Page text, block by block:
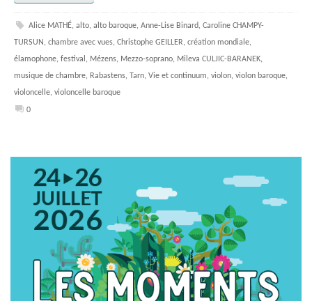
Alice MATHÉ, alto, alto baroque, Anne-Lise Binard, Caroline CHAMPY-
TURSUN , chambre avec vues, Christophe GEILLER, création mondiale,
élamophone, festival , Mézens, Mezzo-soprano, Mileva CULJIC-BARANEK,
musique de chambre, Rabastens, Tarn, Vie et continuum, violon, violon baroque,
violoncelle, violoncelle baroque
0